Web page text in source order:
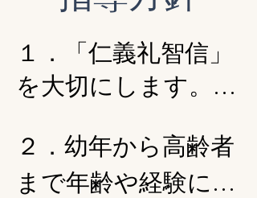
１．「仁義礼智信」
を大切にします。
「思いやり・やさ
しさ」、「正しいこ
２．幼年から高齢者
まで年齢や経験に関